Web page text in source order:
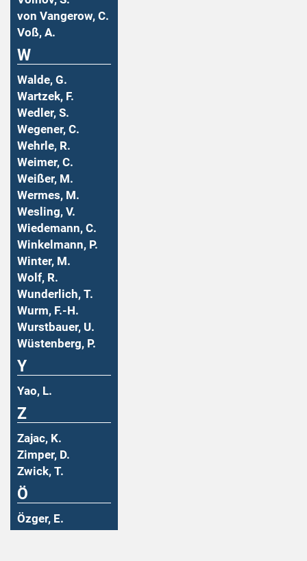
von Vangerow, C.
Voß, A.
W
Walde, G.
Wartzek, F.
Wedler, S.
Wegener, C.
Wehrle, R.
Weimer, C.
Weißer, M.
Wermes, M.
Wesling, V.
Wiedemann, C.
Winkelmann, P.
Winter, M.
Wolf, R.
Wunderlich, T.
Wurm, F.-H.
Wurstbauer, U.
Wüstenberg, P.
Y
Yao, L.
Z
Zajac, K.
Zimper, D.
Zwick, T.
Ö
Özger, E.